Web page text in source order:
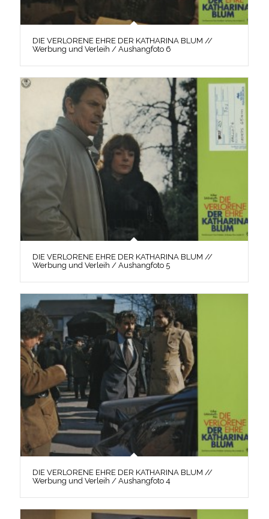
DIE VERLORENE EHRE DER KATHARINA BLUM //
Werbung und Verleih / Aushangfoto 6
DIE VERLORENE EHRE DER KATHARINA BLUM //
Werbung und Verleih / Aushangfoto 5
DIE VERLORENE EHRE DER KATHARINA BLUM //
Werbung und Verleih / Aushangfoto 4